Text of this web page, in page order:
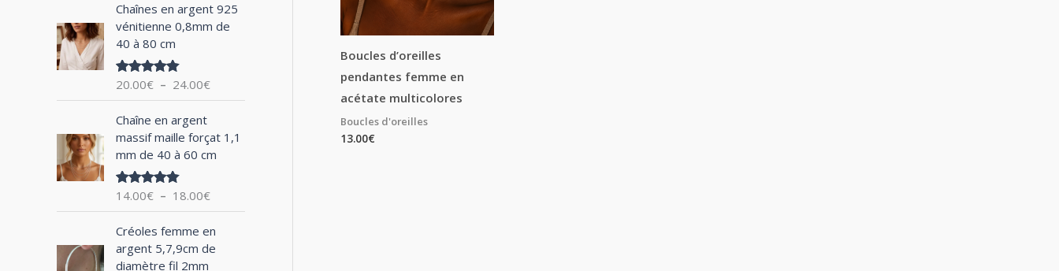
u
r
:
Chaînes en argent 925
vénitienne 0,8mm de
40 à 80 cm
Note5.00
20.00€ – 24.00€
l
a
e
r
i
:
2
0
Chaîne en argent
massif maille forçat 1,1
mm de 40 à 60 cm
Note5.00
14.00€ – 18.00€
a
g
d
e
p
r
Créoles femme en
argent 5,7,9cm de
diamètre fil 2mm
l
a
Boucles d’oreilles
pendantes femme en
acétate multicolores
Boucles d'oreilles
13.00€